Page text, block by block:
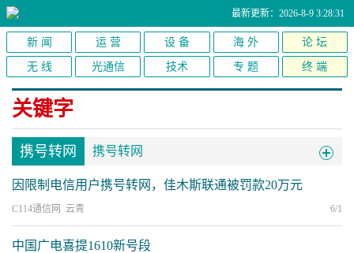
最新更新：2026-8-9 3:28:31
新 闻 运 营 设 备 海 外 论 坛
无 线 光通信 技术 专 题 终 端
关键字
携号转网 携号转网
因限制电信用户携号转网，佳木斯联通被罚款20万元
C114通信网 云青 6/1
中国广电喜提1610新号段